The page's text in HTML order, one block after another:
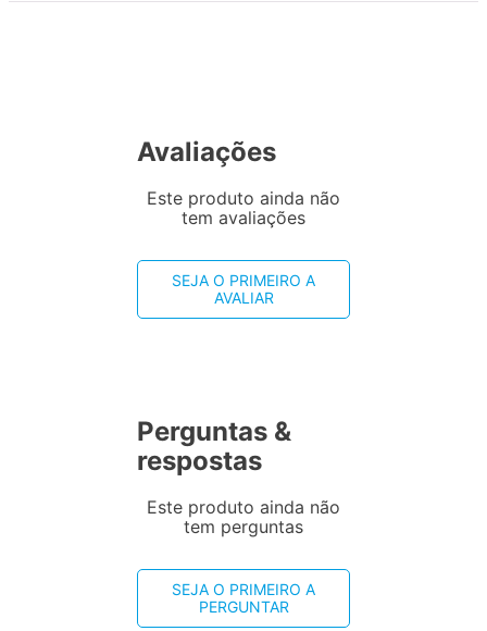
Avaliações
Este produto ainda não
tem avaliações
SEJA O PRIMEIRO A
AVALIAR
Perguntas &
respostas
Este produto ainda não
tem perguntas
SEJA O PRIMEIRO A
PERGUNTAR